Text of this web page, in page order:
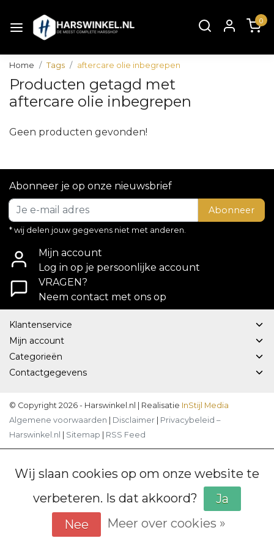
0
Home Tags aftercare olie inbegrepen
Producten getagd met
aftercare olie inbegrepen
Geen producten gevonden!
Abonneer je op onze nieuwsbrief
Abonneer
* wij delen jouw gegevens niet met anderen.
Mijn account
Log in op je persoonlijke account
VRAGEN?
Neem contact met ons op
Klantenservice
Mijn account
Categorieën
Contactgegevens
© Copyright 2026 - Harswinkel.nl | Realisatie InStijl Media
Algemene voorwaarden
Disclaimer
Privacybeleid –
Harswinkel.nl
Sitemap RSS Feed
Wij slaan cookies op om onze website te
verbeteren. Is dat akkoord?
Ja
Nee
Meer over cookies »